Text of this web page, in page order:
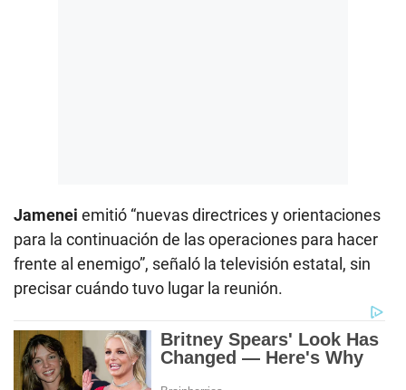
Jamenei emitió “nuevas directrices y orientaciones
para la continuación de las operaciones para hacer
frente al enemigo”, señaló la televisión estatal, sin
precisar cuándo tuvo lugar la reunión.